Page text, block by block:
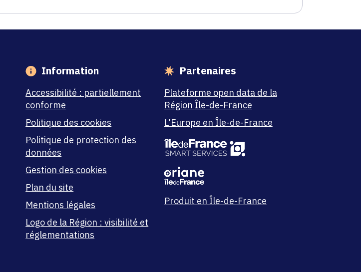
Information
Accessibilité : partiellement
conforme
Politique des cookies
Politique de protection des
données
Gestion des cookies
Plan du site
Mentions légales
Logo de la Région : visibilité et
réglementations
Partenaires
Plateforme open data de la
Région Île-de-France
L'Europe en Île-de-France
Produit en Île-de-France